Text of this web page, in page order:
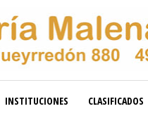
INSTITUCIONES CLASIFICADOS